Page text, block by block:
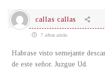
callas callas
7 años atrás
Habrase visto semejante
de este señor. Juzgue Ud.